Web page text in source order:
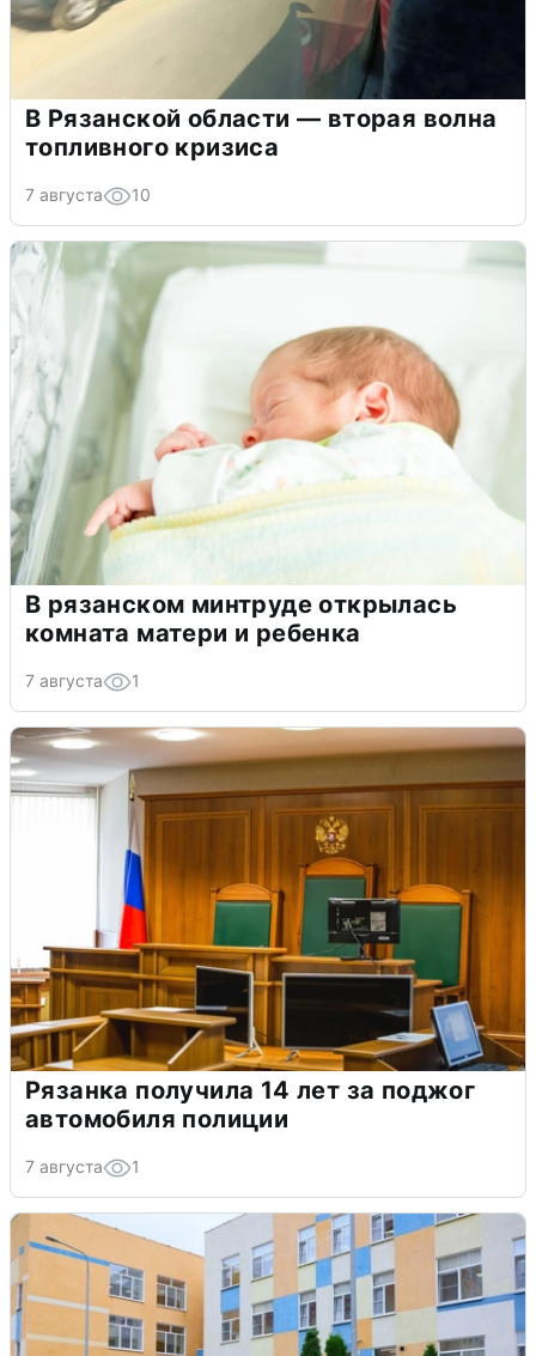
В Рязанской области — вторая волна
топливного кризиса
7 августа 10
В рязанском минтруде открылась
комната матери и ребенка
7 августа 1
Рязанка получила 14 лет за поджог
автомобиля полиции
7 августа 1